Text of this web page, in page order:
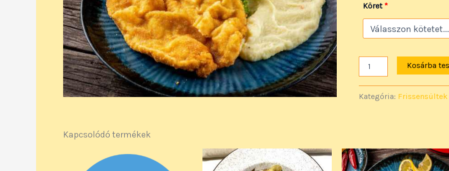
Köret*
Kosárba
Kategória: Frissensültek
Kapcsolódó termékek